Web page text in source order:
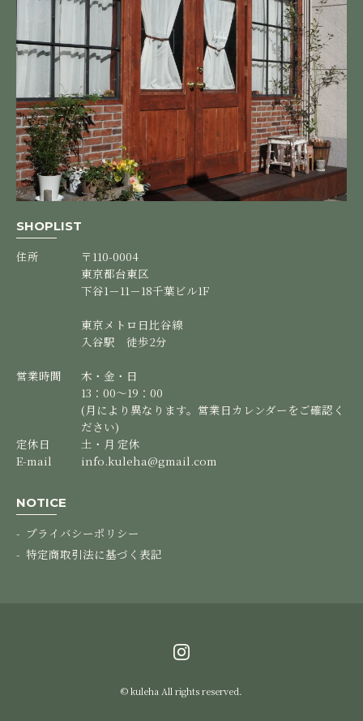
SHOPLIST
住所
〒110-0004
東京都台東区
下谷1－11－18千葉ビル1F
東京メトロ日比谷線
入谷駅 徒歩2分
営業時間
木・金・日
13：00～19：00
(月により異なります。営業日カレンダーをご確認く
ださい)
定休日
土・月 定休
E-mail
info.kuleha@gmail.com
NOTICE
プライバシーポリシー
特定商取引法に基づく表記
© kuleha All rights reserved.